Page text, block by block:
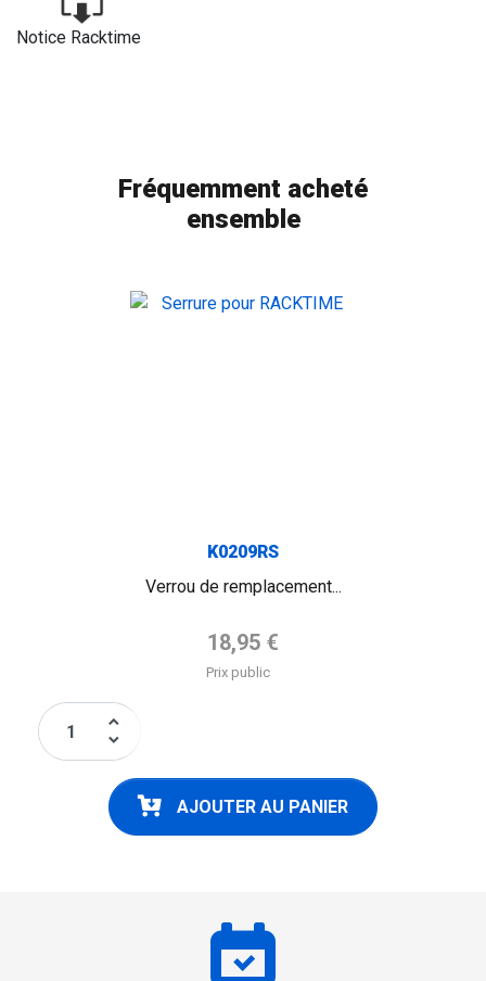
Notice Racktime
Fréquemment acheté
ensemble
K0209RS
Verrou de remplacement...
Prix de base
18,95 €
Prix public
keyboard_arrow_up
keyboard_arrow_down
AJOUTER AU PANIER